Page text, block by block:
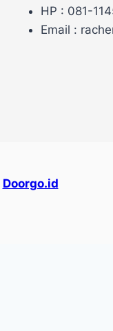
HP : 081-
Email :
Doorgo.id